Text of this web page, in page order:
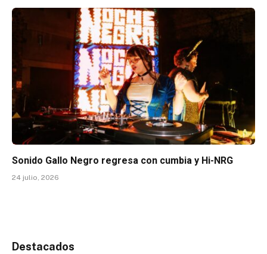
Sonido Gallo Negro regresa con cumbia y Hi-NRG
24 julio, 2026
Destacados